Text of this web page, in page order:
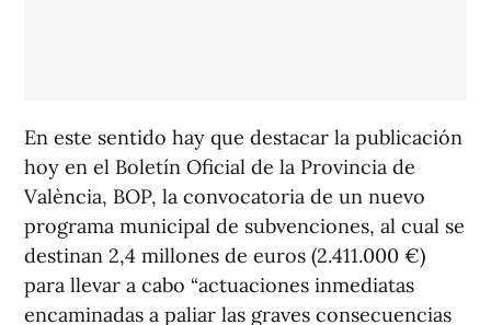
En este sentido hay que destacar la publicación
hoy en el Boletín Oficial de la Provincia de
València, BOP, la convocatoria de un nuevo
programa municipal de subvenciones, al cual se
destinan 2,4 millones de euros (2.411.000 €)
para llevar a cabo “actuaciones inmediatas
encaminadas a paliar las graves consecuencias